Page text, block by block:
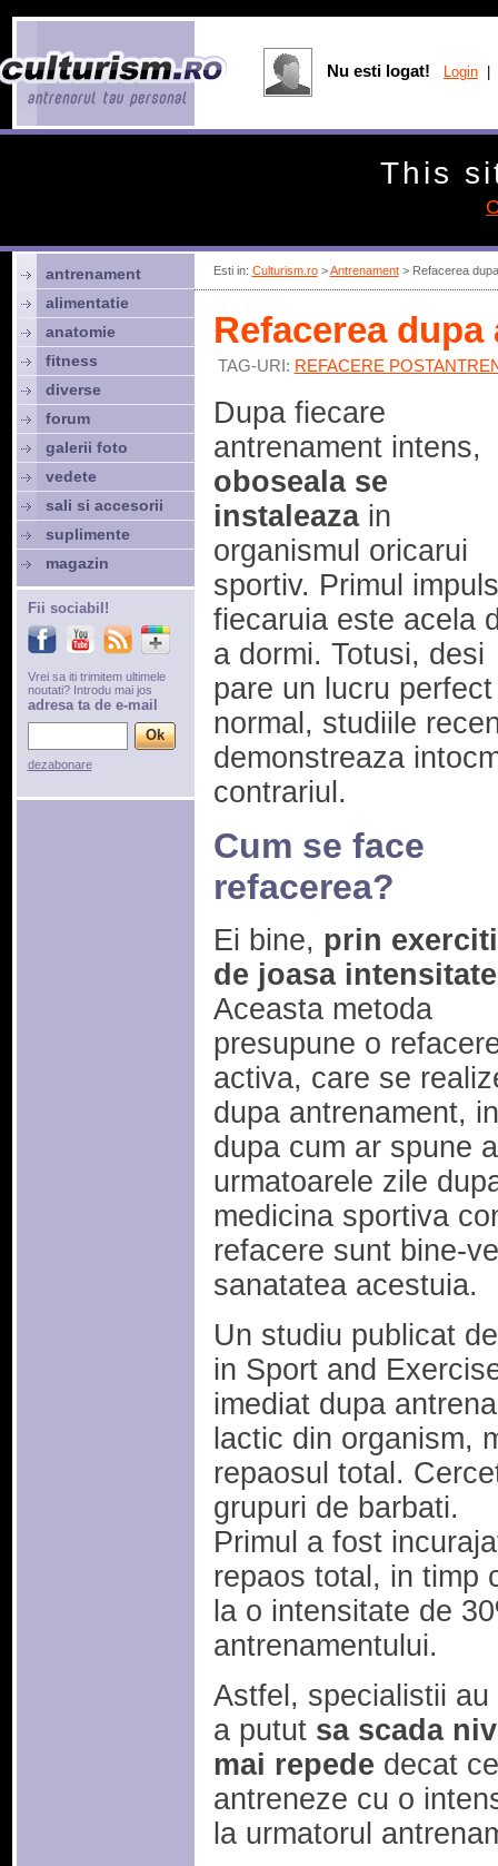
Esti in: Culturism.ro>Antrenament> Refacerea
Refacerea
TAG-URI: REFACERE
Dupa fiecare
antrenament intens,
oboseala se
instaleazain
organismul oricarui
sportiv. Primul
fiecaruia este acela
a dormi. Totusi, desi
pare un lucru perfect
normal, studiile
demonstreaza
contrariul.
Cum se face
refacerea?
Ei bine, prin
de joasa intensitate
Aceasta metoda
presupune o
activa, care se
dupa antrenament,
dupa cum ar spune
urmatoarele zile
medicina sportiva
refacere sunt bine-
sanatatea acestuia.
Un studiu publicat
in Sport and
imediat dupa
lactic din organism,
repaosul total.
grupuri de barbati.
Primul a fost
repaos total, in timp
la o intensitate de
antrenamentului.
Astfel, specialistii
a putut sa scada
mai repede decat
antreneze cu o
la urmatorul
antrenament
alimentatie
anatomie
fitness
diverse
forum
galerii foto
vedete
sali si accesorii
suplimente
magazin
Fii sociabil!
Vrei sa iti trimitem ultimele
noutati? Introdu mai jos
adresa ta de e-mail
dezabonare
Nu esti logat! Login
This